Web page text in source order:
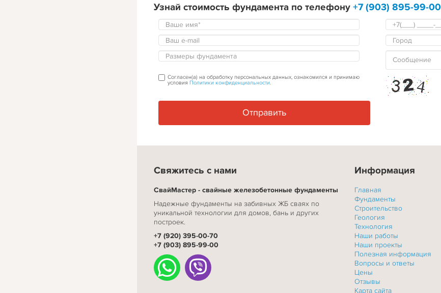
Узнай стоимость фундамента по телефону+7 (903) 895-99-00
Согласен(а) на обработку персональных данных, ознакомился и принимаю
условия Политики конфиденциальности.
Свяжитесь с нами
СвайМастер - свайные железобетонные фундаменты
Надежные фундаменты на забивных ЖБ сваях по
уникальной технологии для домов, бань и других
построек.
+7 (920) 395-00-70
+7 (903) 895-99-00
Информация
Главная
Фундаменты
Строительство
Геология
Технология
Наши работы
Наши проекты
Полезная информация
Вопросы и ответы
Цены
Отзывы
Карта сайта